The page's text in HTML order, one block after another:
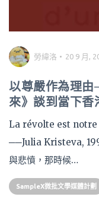
勞緯洛 • 20 9 月,
以尊嚴作為理
來》談到當下香
La révolte est
──Julia Kristeva,
與悲憤，那時候…
SampleX微批文學媒體計劃